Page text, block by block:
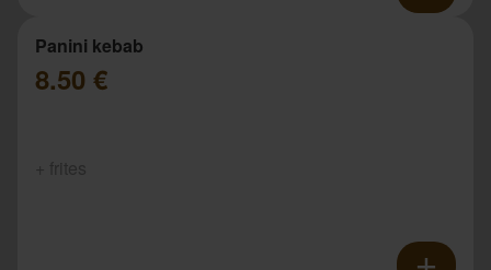
Panini kebab
8.50 €